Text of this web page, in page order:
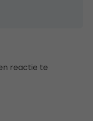
reactie te